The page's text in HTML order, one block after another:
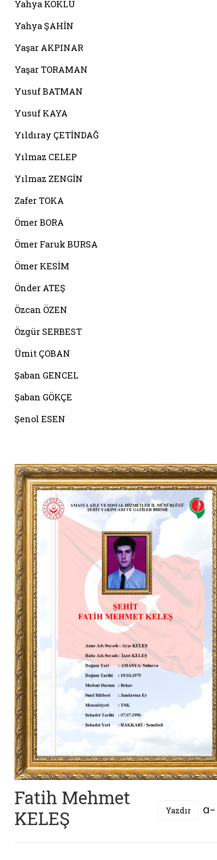
Yahya KÖKLÜ
Yahya ŞAHİN
Yaşar AKPINAR
Yaşar TORAMAN
Yusuf BATMAN
Yusuf KAYA
Yıldıray ÇETİNDAĞ
Yılmaz CELEP
Yılmaz ZENGİN
Zafer TOKA
Ömer BORA
Ömer Faruk BURSA
Ömer KESİM
Önder ATEŞ
Özcan ÖZEN
Özgür SERBEST
Ümit ÇOBAN
Şaban GENCEL
Şaban GÖKÇE
Şenol ESEN
Fatih Mehmet
KELEŞ
Yazdır